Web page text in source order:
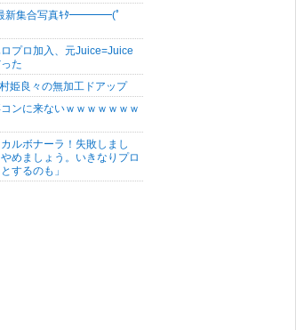
最新集合写真ｷﾀ━━━━(ﾟ
ロプロ加入、元Juice=Juice
た
姫良々の無加工ドアップ
ンに来ないｗｗｗｗｗｗｗ
ルボナーラ！失敗しまし
めましょう。いきなりプロ
するのも」